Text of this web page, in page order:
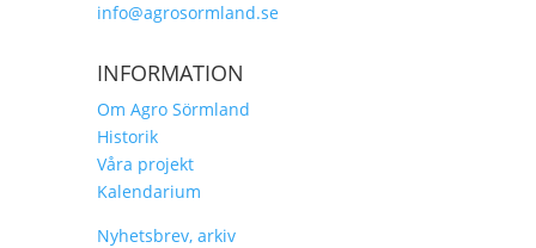
info@agrosormland.se
INFORMATION
Om Agro Sörmland
Historik
Våra projekt
Kalendarium
Nyhetsbrev, arkiv